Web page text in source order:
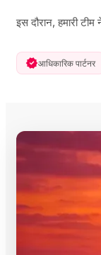
इस दौरान, हमारी
आधिकारिक पार्टनर